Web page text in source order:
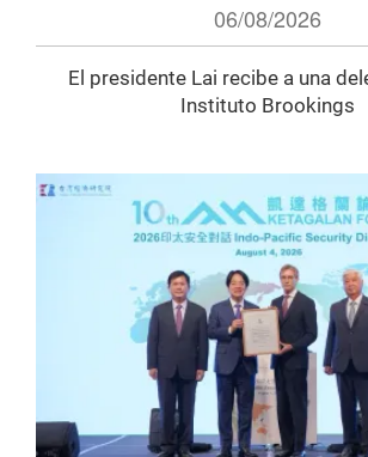
06/08/2026
El presidente Lai recibe a una
Instituto Brookings